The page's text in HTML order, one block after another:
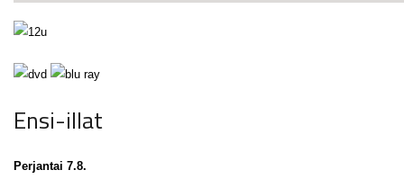
Ensi-illat
Perjantai 7.8.